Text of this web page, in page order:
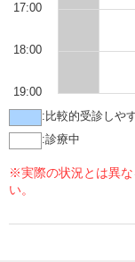
17:00
18:00
19:00
: 比較的受診しや
:診療中
※実際の状況とは異な
い。